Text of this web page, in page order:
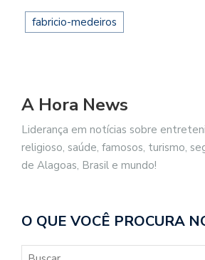
fabricio-medeiros
A Hora News
Liderança em notícias sobre
religioso, saúde, famosos, turismo,
de Alagoas, Brasil e mundo!
O QUE VOCÊ PROCURA